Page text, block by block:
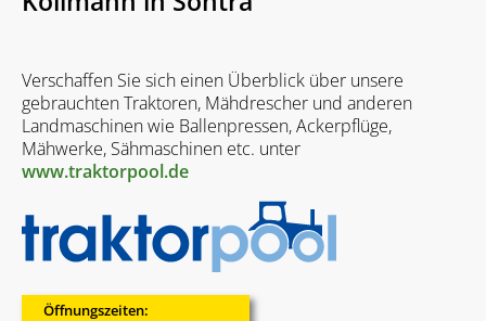
Verschaffen Sie sich einen Überblick über unsere
gebrauchten Traktoren, Mähdrescher und anderen
Landmaschinen wie Ballenpressen, Ackerpflüge,
Mähwerke, Sähmaschinen etc. unter
www.traktorpool.de
Öffnungszeiten: